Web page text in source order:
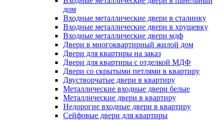
дом
Входные металлические двери в сталинку
Входные металлические двери в хрущевку
Входные металлические двери мдф
Двери в многоквартирный жилой дом
Двери для квартиры на заказ
Двери для квартиры с отделкой МДФ
Двери со скрытыми петлями в квартиру
Двустворчатые двери в квартиру
Металлические входные двери белые
Металлические двери в квартиру
Недорогие входные двери в квартиру
Сейфовые двери для квартиры